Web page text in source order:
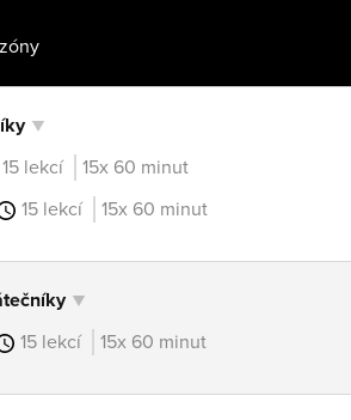
15 lekcí
15x 60 minut
15 lekcí 15x 60 minut
15 lekcí 15x 60 minut